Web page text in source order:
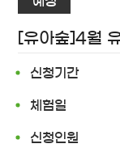
[유아숲]4월
신청기간
체험일
신청인원